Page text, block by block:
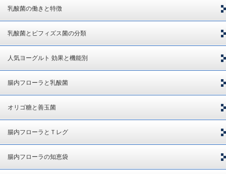
乳酸菌の働きと特徴
乳酸菌とビフィズス菌の分類
人気ヨーグルト 効果と機能別
腸内フローラと乳酸菌
オリゴ糖と善玉菌
腸内フローラとＴレグ
腸内フローラの知恵袋